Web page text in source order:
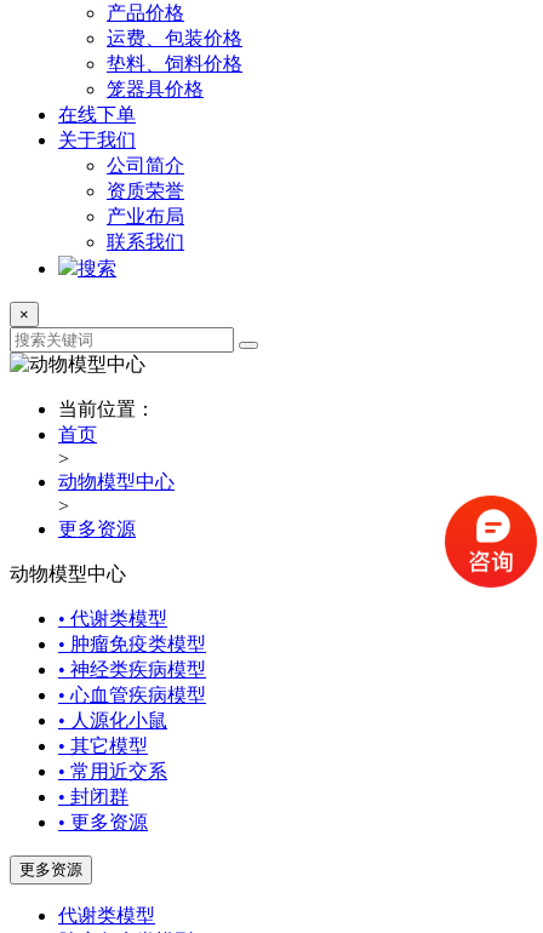
产品价格
运费、包装价格
垫料、饲料价格
笼器具价格
在线下单
关于我们
公司简介
资质荣誉
产业布局
联系我们
搜索
×
当前位置：
首页
>
动物模型中心
>
更多资源
动物模型中心
• 代谢类模型
• 肿瘤免疫类模型
• 神经类疾病模型
• 心血管疾病模型
• 人源化小鼠
• 其它模型
• 常用近交系
• 封闭群
• 更多资源
更多资源
代谢类模型